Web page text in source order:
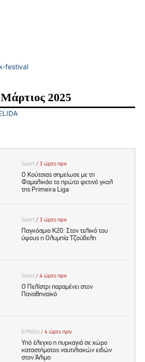
Μάρτιος 2025